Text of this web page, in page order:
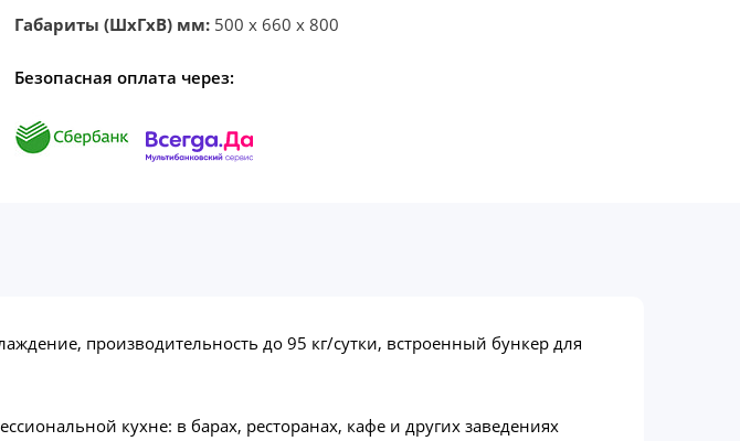
Габариты (ШхГхВ) мм: 500 x 660 x 800
Безопасная оплата через:
производительность до 95 кг/сутки, встроенный бункер для
кухне: в барах, ресторанах, кафе и других заведениях